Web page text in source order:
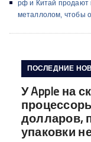
рф и Китай продают
металлолом, чтобы
ПОСЛЕДНИЕ
У Apple на
долларов,
упаковки